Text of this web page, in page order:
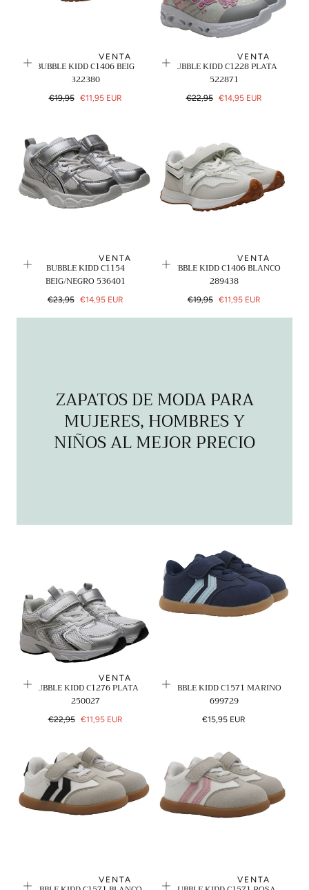
:VENTA
BUBBLE KIDD C1406 BEIG
322380
Precio
€19,95
Precio
€11,95 EUR
VENTA
BUBBLE KIDD C1228 PLATA
522871
Precio
€22,95
Precio
€14,95 EUR
VENTA
BUBBLE KIDD C1154
BEIG/NEGRO 536401
Precio
€23,95
Precio
€14,95 EUR
VENTA
BUBBLE KIDD C1406 BLANCO
289438
Precio
€19,95
Precio
€11,95 EUR
ZAPATOS DE MODA PARA
MUJERES, HOMBRES Y
NIÑOS AL MEJOR PRECIO
VENTA
BUBBLE KIDD C1276 PLATA
250027
Precio
€22,95
Precio
venta
€11,95 EUR
BUBBLE KIDD C1571 MARINO
699729
Precio
€15,95 EUR
VENTA VENTA